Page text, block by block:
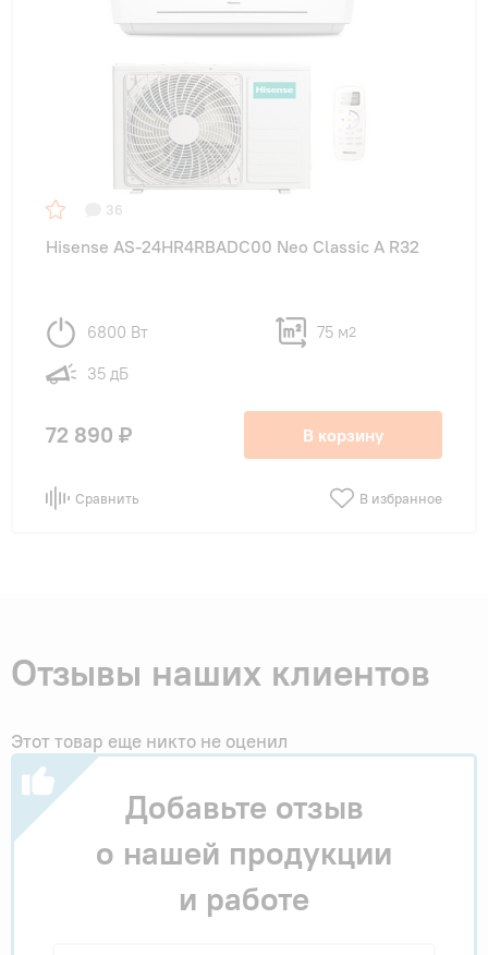
36
Hisense AS-24HR4RBADC00 Neo Classic A R32
6800 Вт 75 м2
35 дБ
72 890 ₽ В корзину
Сравнить В избранное
Отзывы наших клиентов
Этот товар еще никто не оценил
Добавьте отзыв
о нашей продукции
и работе